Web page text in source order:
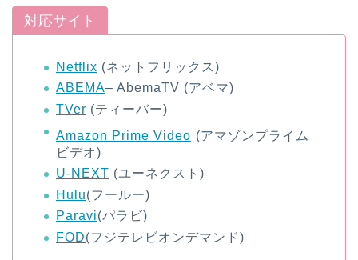
対応サイト
Netflix (ネットフリックス)
ABEMA– AbemaTV (アベマ)
TVer (ティーバー)
Amazon Prime Video (アマゾンプライム
ビデオ)
U-NEXT (ユーネクスト)
Hulu(フールー)
Paravi(パラビ)
FOD(フジテレビオンデマンド)